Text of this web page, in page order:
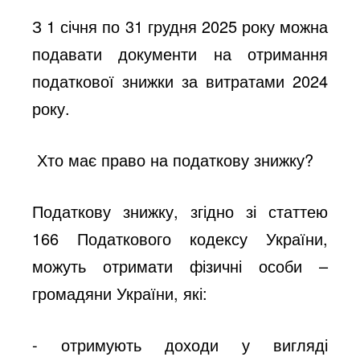
З 1 січня по 31 грудня 2025 року можна
подавати документи на отримання
податкової знижки за витратами 2024
року.
Хто має право на податкову знижку?
Податкову знижку, згідно зі статтею
166 Податкового кодексу України,
можуть отримати фізичні особи –
громадяни України, які:
- отримують доходи у вигляді